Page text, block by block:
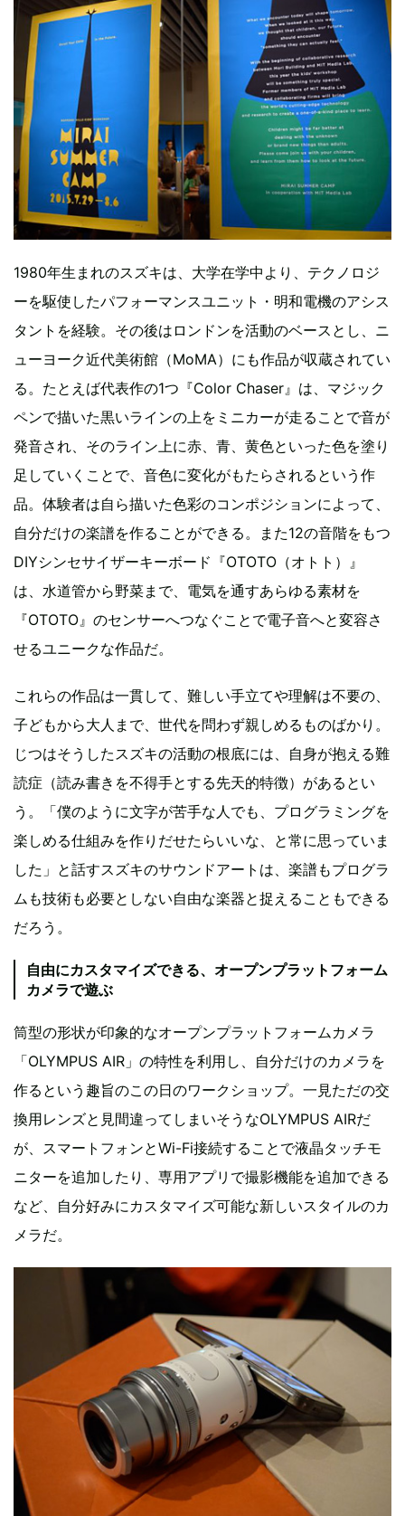
1980年生まれのスズキは、大学在学中より、テクノロジ
ーを駆使したパフォーマンスユニット・明和電機のアシス
タントを経験。その後はロンドンを活動のベースとし、ニ
ューヨーク近代美術館（MoMA）にも作品が収蔵されてい
る。たとえば代表作の1つ『Color Chaser』は、マジック
ペンで描いた黒いラインの上をミニカーが走ることで音が
発音され、そのライン上に赤、青、黄色といった色を塗り
足していくことで、音色に変化がもたらされるという作
品。体験者は自ら描いた色彩のコンポジションによって、
自分だけの楽譜を作ることができる。また12の音階をもつ
DIYシンセサイザーキーボード『OTOTO（オトト）』
は、水道管から野菜まで、電気を通すあらゆる素材を
『OTOTO』のセンサーへつなぐことで電子音へと変容さ
せるユニークな作品だ。
これらの作品は一貫して、難しい手立てや理解は不要の、
子どもから大人まで、世代を問わず親しめるものばかり。
じつはそうしたスズキの活動の根底には、自身が抱える難
読症（読み書きを不得手とする先天的特徴）があるとい
う。「僕のように文字が苦手な人でも、プログラミングを
楽しめる仕組みを作りだせたらいいな、と常に思っていま
した」と話すスズキのサウンドアートは、楽譜もプログラ
ムも技術も必要としない自由な楽器と捉えることもできる
だろう。
自由にカスタマイズできる、オープンプラットフォーム
カメラで遊ぶ
筒型の形状が印象的なオープンプラットフォームカメラ
「OLYMPUS AIR」の特性を利用し、自分だけのカメラを
作るという趣旨のこの日のワークショップ。一見ただの交
換用レンズと見間違ってしまいそうなOLYMPUS AIRだ
が、スマートフォンとWi-Fi接続することで液晶タッチモ
ニターを追加したり、専用アプリで撮影機能を追加できる
など、自分好みにカスタマイズ可能な新しいスタイルのカ
メラだ。